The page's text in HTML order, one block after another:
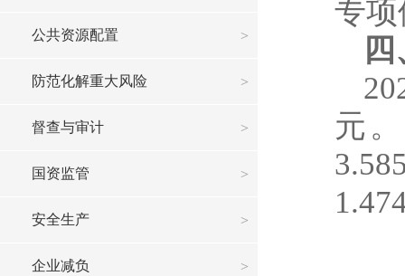
公共资源配置
防范化解重大风险
督查与审计
国资监管
安全生产
企业减负
专项
元